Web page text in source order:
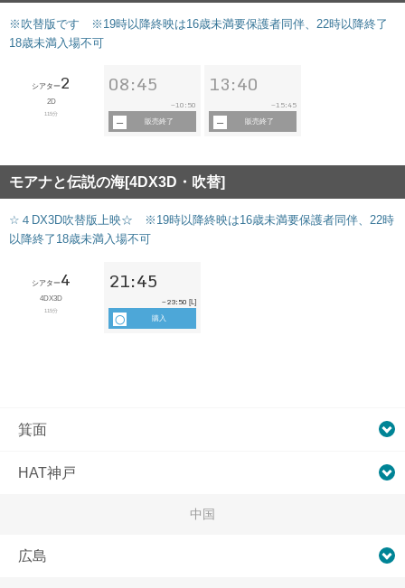
※吹替版です ※19時以降終映は16歳未満要保護者同伴、22時以降終了
18歳未満入場不可
シアター2
2D
115分
08:45
~10:50
販売終了
13:40
~15:45
販売終了
モアナと伝説の海[4DX3D・吹替]
☆４DX3D吹替版上映☆ ※19時以降終映は16歳未満要保護者同伴、22時
以降終了18歳未満入場不可
シアター4
4DX3D
115分
21:45
~23:50 [L]
購入
箕面
HAT神戸
中国
広島